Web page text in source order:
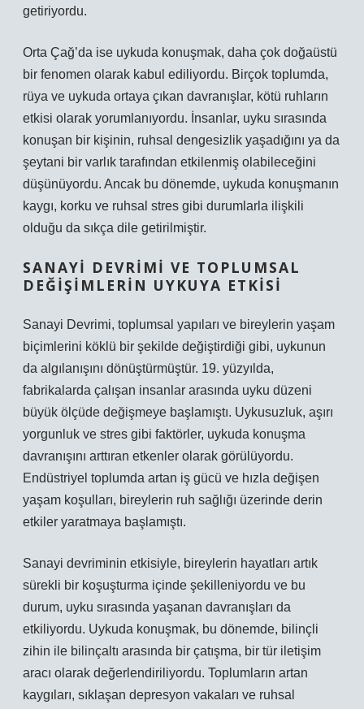
getiriyordu.
Orta Çağ’da ise uykuda konuşmak, daha çok doğaüstü
bir fenomen olarak kabul ediliyordu. Birçok toplumda,
rüya ve uykuda ortaya çıkan davranışlar, kötü ruhların
etkisi olarak yorumlanıyordu. İnsanlar, uyku sırasında
konuşan bir kişinin, ruhsal dengesizlik yaşadığını ya da
şeytani bir varlık tarafından etkilenmiş olabileceğini
düşünüyordu. Ancak bu dönemde, uykuda konuşmanın
kaygı, korku ve ruhsal stres gibi durumlarla ilişkili
olduğu da sıkça dile getirilmiştir.
SANAYI DEVRIMI VE TOPLUMSAL
DEĞIŞIMLERIN UYKUYA ETKISI
Sanayi Devrimi, toplumsal yapıları ve bireylerin yaşam
biçimlerini köklü bir şekilde değiştirdiği gibi, uykunun
da algılanışını dönüştürmüştür. 19. yüzyılda,
fabrikalarda çalışan insanlar arasında uyku düzeni
büyük ölçüde değişmeye başlamıştı. Uykusuzluk, aşırı
yorgunluk ve stres gibi faktörler, uykuda konuşma
davranışını arttıran etkenler olarak görülüyordu.
Endüstriyel toplumda artan iş gücü ve hızla değişen
yaşam koşulları, bireylerin ruh sağlığı üzerinde derin
etkiler yaratmaya başlamıştı.
Sanayi devriminin etkisiyle, bireylerin hayatları artık
sürekli bir koşuşturma içinde şekilleniyordu ve bu
durum, uyku sırasında yaşanan davranışları da
etkiliyordu. Uykuda konuşmak, bu dönemde, bilinçli
zihin ile bilinçaltı arasında bir çatışma, bir tür iletişim
aracı olarak değerlendiriliyordu. Toplumların artan
kaygıları, sıklaşan depresyon vakaları ve ruhsal